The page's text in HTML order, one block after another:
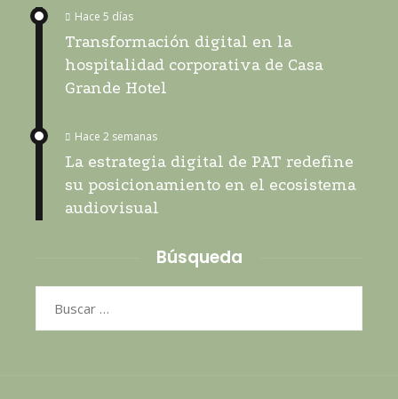
Hace 5 días
Transformación digital en la
hospitalidad corporativa de Casa
Grande Hotel
Hace 2 semanas
La estrategia digital de PAT redefine
su posicionamiento en el ecosistema
audiovisual
Búsqueda